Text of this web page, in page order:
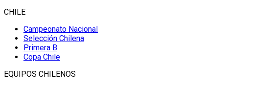
CHILE
Campeonato Nacional
Selección Chilena
Primera B
Copa Chile
EQUIPOS CHILENOS